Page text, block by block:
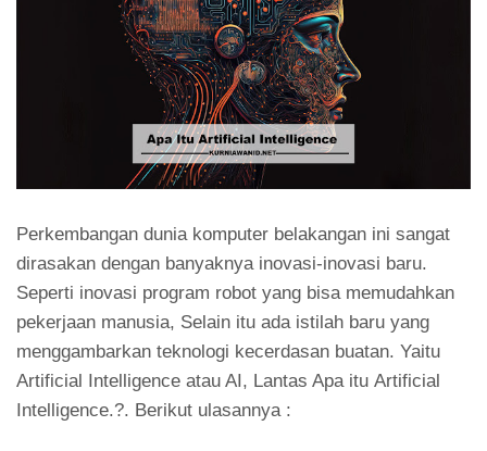
Perkembangan dunia komputer belakangan ini sangat
dirasakan dengan banyaknya inovasi-inovasi baru.
Seperti inovasi program robot yang bisa memudahkan
pekerjaan manusia, Selain itu ada istilah baru yang
menggambarkan teknologi kecerdasan buatan. Yaitu
Artificial Intelligence atau AI, Lantas Apa itu Artificial
Intelligence.?. Berikut ulasannya :